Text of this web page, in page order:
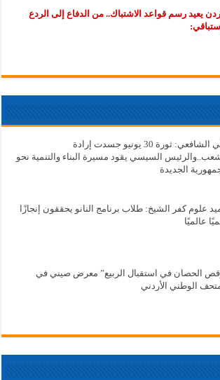
يعيد رسم قواعد الاشتباك.. من الدفاع إلى الردع
علي الشافعي: ثورة 30 يونيو جسدت إرادة
السيسي يقود مسيرة البناء والتنمية نحو
الجديدة
علوم كفر الشيخ: طلاب برنامج النانو يحققون إنجازًا
عالميًا
الحصان في استقبال الربيع” معرض صيني في
الوطني الأردني